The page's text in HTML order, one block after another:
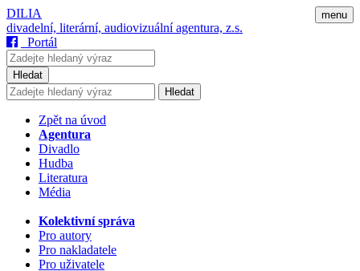
menu
DILIA
divadelní, literární, audiovizuální agentura, z.s.
Portál
Hledat
Hledat
Zpět na úvod
Agentura
Divadlo
Hudba
Literatura
Média
Kolektivní správa
Pro autory
Pro nakladatele
Pro uživatele